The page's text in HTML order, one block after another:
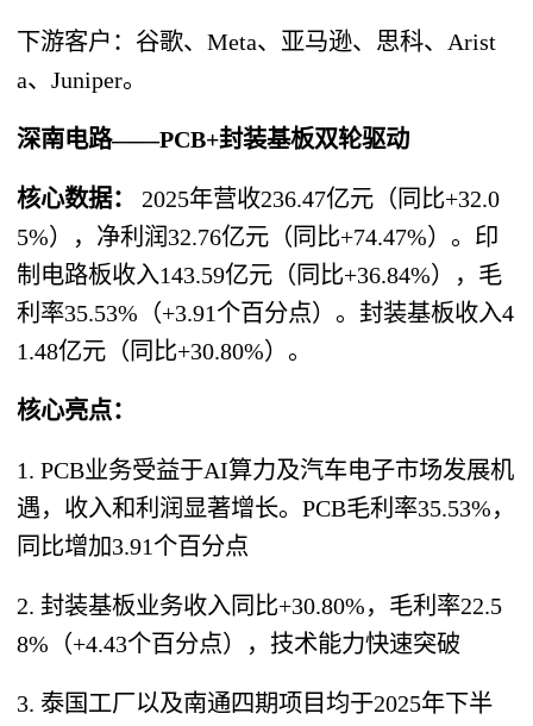
下游客户：谷歌、Meta、亚马逊、思科、Arist
a、Juniper。
深南电路——PCB+封装基板双轮驱动
核心数据：
2025年营收236.47亿元（同比+32.0
5%），净利润32.76亿元（同比+74.47%）。印
制电路板收入143.59亿元（同比+36.84%），毛
利率35.53%（+3.91个百分点）。封装基板收入4
1.48亿元（同比+30.80%）。
核心亮点：
1. PCB业务受益于AI算力及汽车电子市场发展机
遇，收入和利润显著增长。PCB毛利率35.53%，
同比增加3.91个百分点
2. 封装基板业务收入同比+30.80%，毛利率22.5
8%（+4.43个百分点），技术能力快速突破
3. 泰国工厂以及南通四期项目均于2025年下半